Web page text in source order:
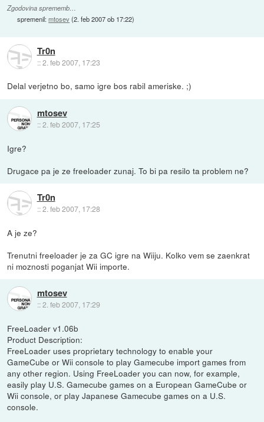
Zgodovina sprememb…
spremenil:mtosev(2. feb 2007 ob 17:22)
Tr0n
::2. feb 2007, 17:23
Delal verjetno bo, samo igre bos rabil ameriske. ;)
mtosev
::2. feb 2007, 17:25
Igre?
Drugace pa je ze freeloader zunaj. To bi pa resilo ta problem ne?
Tr0n
::2. feb 2007, 17:28
A je ze?
Trenutni freeloader je za GC igre na Wiiju. Kolko vem se zaenkrat
ni moznosti poganjat Wii importe.
mtosev
::2. feb 2007, 17:29
FreeLoader v1.06b
Product Description:
FreeLoader uses proprietary technology to enable your
GameCube or Wii console to play Gamecube import games from
any other region. Using FreeLoader you can now, for example,
easily play U.S. Gamecube games on a European GameCube or
Wii console, or play Japanese Gamecube games on a U.S.
console.